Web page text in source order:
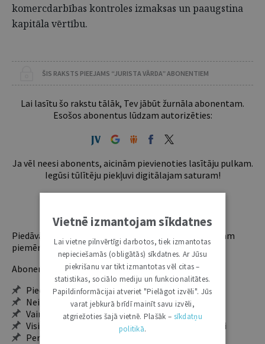
komercdarbības kontroles izmaksas un paaugstina
kapitāla vērtību.
ŠIS RAKSTS PIEEJAMS “JURISTA VĀRDA” ABONENTIEM
Lai lasītu šo rakstu tālāk, Tev jābūt žurnāla abonentam.
Esošos abonentus lūdzam autorizēties:
Ja vēl neesi abonents, aicinām pievienoties lasītāju pulkam.
Iegūsi tūlītēju piekļuvi digitālajam saturam!
Piedāvājam trīs abonementu veidus. Vienam lietotājam
piemērotākais ir "Mazais" (3, 6 un 12 mēnešiem).
Abonentu ieguvumi:
Pieeja jaunākajam izdevumam
Neierobežota pieeja arhīvam – 24 h/7 d.
Vairāk nekā 18 000 rakstu un 2000 autoru
Visi tematiskie numuri un ikgadējie grāmatžurnāli
Personalizētās iespējas – piezīmes, citāti, mapes
Vietnē izmantojam sīkdatnes
Lai vietne pilnvērtīgi darbotos, tiek izmantotas
nepieciešamās (obligātās) sīkdatnes. Ar Jūsu
piekrišanu var tikt izmantotas vēl citas –
statistikas, sociālo mediju un funkcionalitātes.
Papildinformācijai atveriet "Pielāgot izvēli". Jūs
varat jebkurā brīdī mainīt savu izvēli,
atgriežoties šajā vietnē. Plašāk – sīkdatņu
politikā.